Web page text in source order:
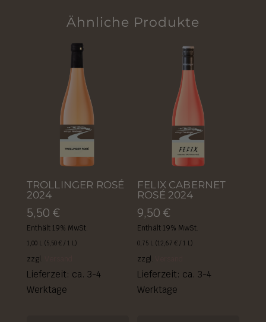
Ähnliche Produkte
TROLLINGER ROSÉ
2024
5,50 €
Enthält 19% MwSt.
1,00 L (5,50€/ 1 L)
zzgl.
Lieferzeit: ca. 3-4
Werktage
FELIX CABERNET
ROSÉ 2024
9,50€
Enthält 19% MwSt.
0,75 L (12,67€ / 1 L)
zzgl.
Lieferzeit: ca. 3-4
Werktage